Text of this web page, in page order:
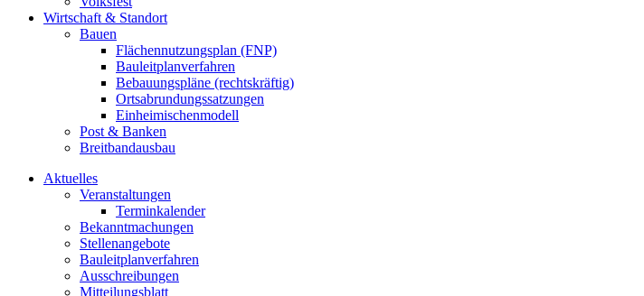
Wirtschaft & Standort
Bauen
Flächennutzungsplan (FNP)
Bauleitplanverfahren
Bebauungspläne (rechtskräftig)
Ortsabrundungssatzungen
Einheimischenmodell
Post & Banken
Breitbandausbau
Aktuelles
Veranstaltungen
Terminkalender
Bekanntmachungen
Stellenangebote
Bauleitplanverfahren
Ausschreibungen
Mitteilungsblatt